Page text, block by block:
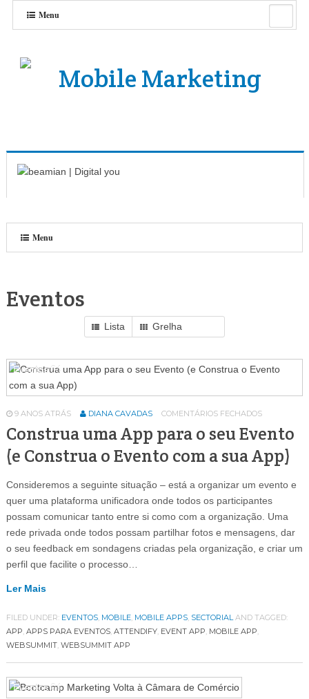
Menu
Menu
Eventos
Lista Grelha
Eventos64
9 ANOS ATRÁS DIANA CAVADAS COMENTÁRIOS FECHADOS
Construa uma App para o seu Evento
(e Construa o Evento com a sua App)
Consideremos a seguinte situação – está a organizar um evento e
quer uma plataforma unificadora onde todos os participantes
possam comunicar tanto entre si como com a organização. Uma
rede privada onde todos possam partilhar fotos e mensagens, dar
o seu feedback em sondagens criadas pela organização, e criar um
perfil que facilite o processo…
Ler Mais
FILED UNDER: EVENTOS, MOBILE, MOBILE APPS, SECTORIAL AND TAGGED:
APP, APPS PARA EVENTOS, ATTENDIFY, EVENT APP, MOBILE APP,
WEBSUMMIT, WEBSUMMIT APP
Eventos 64